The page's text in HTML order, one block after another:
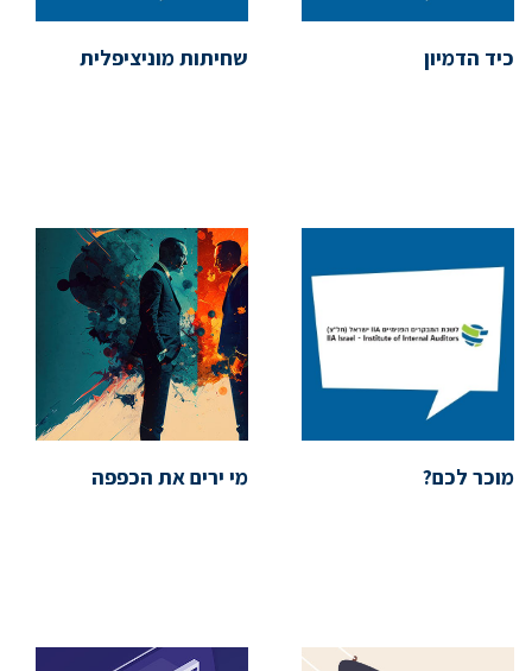
כיד הדמיון שחיתות מוניציפלית
מוכר לכם? מי ירים את הכפפה